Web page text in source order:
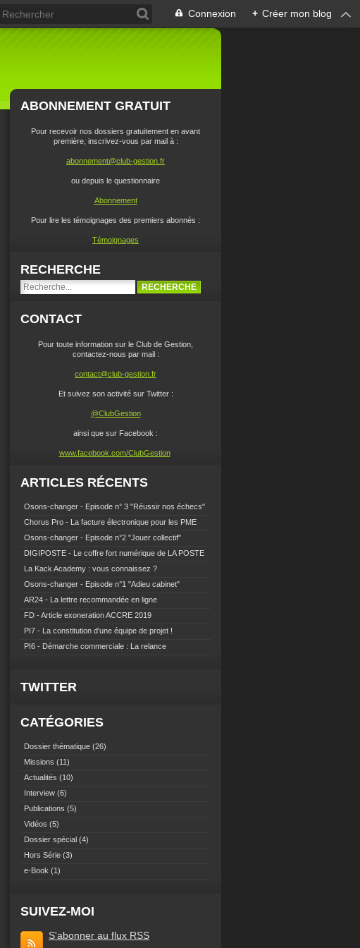
Connexion + Créer mon blog
ABONNEMENT GRATUIT
Pour recevoir nos dossiers gratuitement en avant
première, inscrivez-vous par mail à :
abonnement@club-gestion.fr
ou depuis le questionnaire
Abonnement
Pour lire les témoignages des premiers abonnés :
Témoignages
RECHERCHE
CONTACT
Pour toute information sur le Club de Gestion,
contactez-nous par mail :
contact@club-gestion.fr
Et suivez son activité sur Twitter :
@ClubGestion
ainsi que sur Facebook :
www.facebook.com/ClubGestion
ARTICLES RÉCENTS
Osons-changer - Episode n° 3 "Réussir nos échecs"
Chorus Pro - La facture électronique pour les PME
Osons-changer - Episode n°2 "Jouer collectif"
DIGIPOSTE - Le coffre fort numérique de LA POSTE
La Kack Academy : vous connaissez ?
Osons-changer - Episode n°1 "Adieu cabinet"
AR24 - La lettre recommandée en ligne
FD - Article exoneration ACCRE 2019
PI7 - La constitution d'une équipe de projet !
PI6 - Démarche commerciale : La relance
TWITTER
CATÉGORIES
Dossier thématique (26)
Missions (11)
Actualités (10)
Interview (6)
Publications (5)
Vidéos (5)
Dossier spécial (4)
Hors Série (3)
e-Book (1)
SUIVEZ-MOI
S'abonner au flux RSS